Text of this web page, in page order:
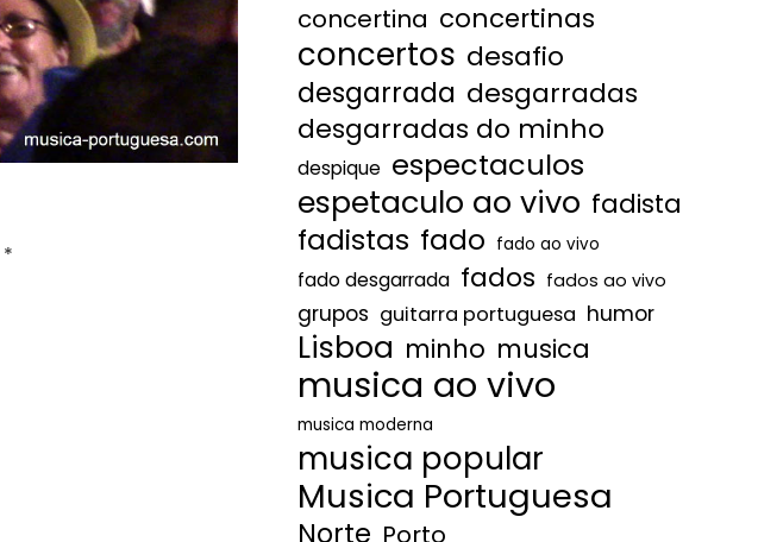
*
concertina concertinas
concertos desafio
desgarrada desgarradas
desgarradas do minho
despique espectaculos
espetaculo ao vivo fadista
fadistas fado fado ao vivo
fado desgarrada fados fados ao vivo
grupos guitarra portuguesa humor
Lisboa minho musica
musica ao vivo
musica moderna
musica popular
Musica Portuguesa
Norte Porto